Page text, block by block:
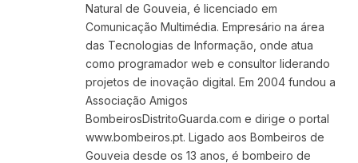
Natural de Gouveia, é licenciado em
Comunicação Multimédia. Empresário na área
das Tecnologias de Informação, onde atua
como programador web e consultor liderando
projetos de inovação digital. Em 2004 fundou a
Associação Amigos
BombeirosDistritoGuarda.com e dirige o portal
www.bombeiros.pt. Ligado aos Bombeiros de
Gouveia desde os 13 anos, é bombeiro de